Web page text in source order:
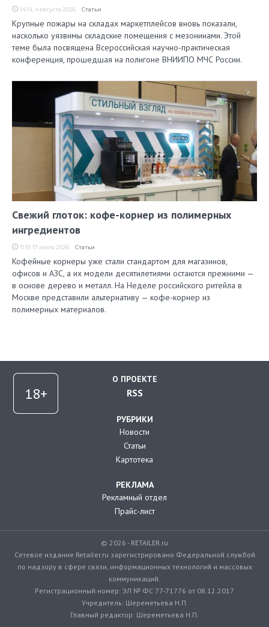
14:14, 4 августа 2026 Статьи
Крупные пожары на складах маркетплейсов вновь показали,
насколько уязвимы складские помещения с мезонинами. Этой
теме была посвящена Всероссийская научно-практическая
конференция, прошедшая на полигоне ВНИИПО МЧС России.
Свежий глоток: кофе-корнер из полимерных
ингредиентов
11:19, 17 июля 2026 Статьи
Кофейные корнеры уже стали стандартом для магазинов,
офисов и АЗС, а их модели десятилетиями остаются прежними —
в основе дерево и металл. На Неделе российского ритейла в
Москве представили альтернативу — кофе-корнер из
полимерных материалов.
О ПРОЕКТЕ
RSS
РУБРИКИ
Новости
Статьи
Картотека
РЕКЛАМА
Рекламный отдел
Прайс-лист
© 2026 - RETAILER.ru
Сетевое издание Retailer.ru зарегистрировано Федеральной службой
по надзору в сфере связи, информационных технологий и массовых
коммуникаций.
Регистрационный номер: ЭЛ № ФС 77-71776 от 08.12.2017
Учредитель: Шереметьева Н.П.
Главный редактор: Шереметьева Н.П.